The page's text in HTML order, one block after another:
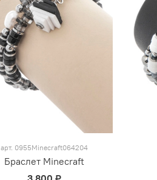
арт. 0955Minecraft064204
Браслет Minecraft